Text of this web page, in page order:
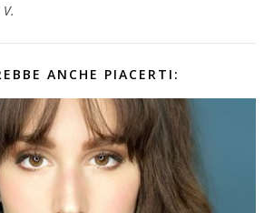
ANCHE PIACERTI: